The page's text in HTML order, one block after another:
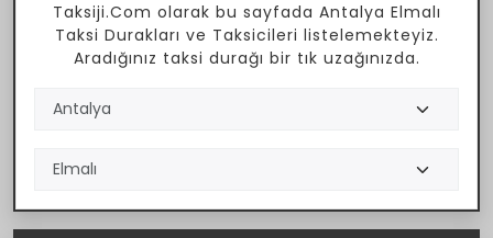
Taksiji.Com olarak bu sayfada Antalya Elmalı
Taksi Durakları ve Taksicileri listelemekteyiz.
Aradığınız taksi durağı bir tık uzağınızda.